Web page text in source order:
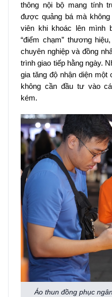
thông nội bộ mang tính
được quảng bá mà
viên khi khoác lên mình
“điểm chạm” thương
chuyên nghiệp và đồng
trình giao tiếp hằng ngày.
gia tăng độ nhận diện
không cần đầu tư vào
kém.
Áo thun đồng phục